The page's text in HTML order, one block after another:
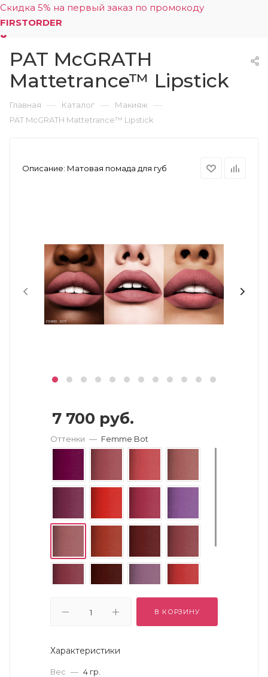
Скидка 5% на первый заказ по промокоду
FIRSTORDER
0
PAT McGRATH
Mattetrance™ Lipstick
Главная — Каталог — Макияж —
PAT McGRATH Mattetrance™ Lipstick
Описание: Матовая помада для губ
7 700 руб.
Оттенки — Femme Bot
В КОРЗИНУ
Характеристики
Вес — 4 гр.